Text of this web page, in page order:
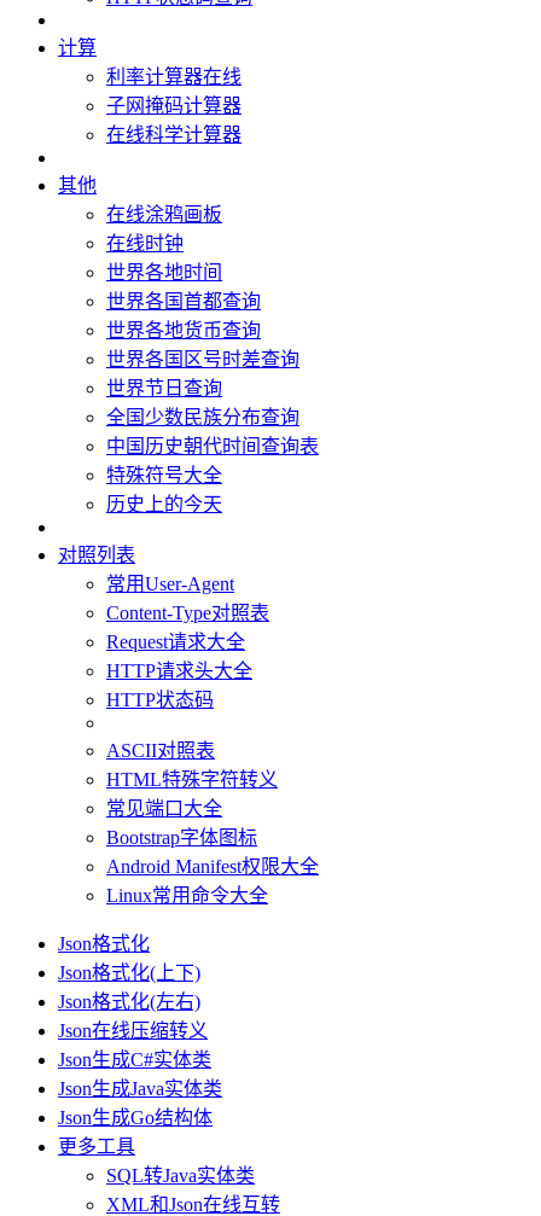
计算
利率计算器在线
子网掩码计算器
在线科学计算器
其他
在线涂鸦画板
在线时钟
世界各地时间
世界各国首都查询
世界各地货币查询
世界各国区号时差查询
世界节日查询
全国少数民族分布查询
中国历史朝代时间查询表
特殊符号大全
历史上的今天
对照列表
常用User-Agent
Content-Type对照表
Request请求大全
HTTP请求头大全
HTTP状态码
ASCII对照表
HTML特殊字符转义
常见端口大全
Bootstrap字体图标
Android Manifest权限大全
Linux常用命令大全
Json格式化
Json格式化(上下)
Json格式化(左右)
Json在线压缩转义
Json生成C#实体类
Json生成Java实体类
Json生成Go结构体
更多工具
SQL转Java实体类
XML和Json在线互转